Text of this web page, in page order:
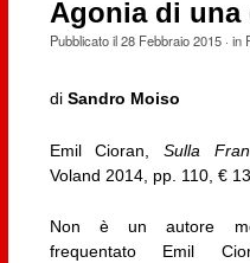
Agonia di una
Pubblicato il28 Febbraio 2015· in
di Sandro Moiso
Emil Cioran,Sulla
Voland 2014, pp. 110, €
Non è un autore
frequentato Emil